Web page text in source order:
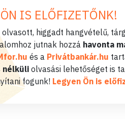
IS ELŐFIZETŐNK!
higgadt hangvételű,
jutnak hozzá havonta
és a Privátbankár.hu
nélküliolvasási lehetőséget is
fogunk! Legyen Ön is